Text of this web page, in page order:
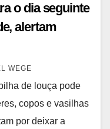
o dia seguinte
alertam
WEGE
de louça pode
copos e vasilhas
por deixar a